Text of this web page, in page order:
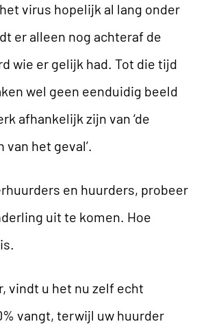
virus hopelijk al lang onder
er alleen nog achteraf de
wie er gelijk had. Tot die tijd
wel geen eenduidig beeld
afhankelijk zijn van ‘de
het geval’.
en huurders, probeer
uit te komen. Hoe
vindt u het nu zelf echt
vangt, terwijl uw huurder